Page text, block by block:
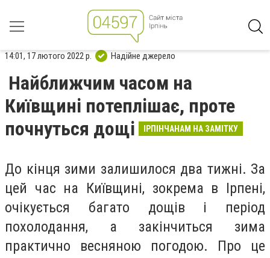
14:01, 17 лютого 2022 р. Надійне джерело
Найближчим часом на
Київщині потеплішає, проте
почнуться дощі
ІРПІНЧАНАМ НА ЗАМІТКУ
До кінця зими залишилося два тижні. За
цей час на Київщині, зокрема в Ірпені,
очікується багато дощів і період
похолодання, а закінчиться зима
практично весняною погодою. Про це